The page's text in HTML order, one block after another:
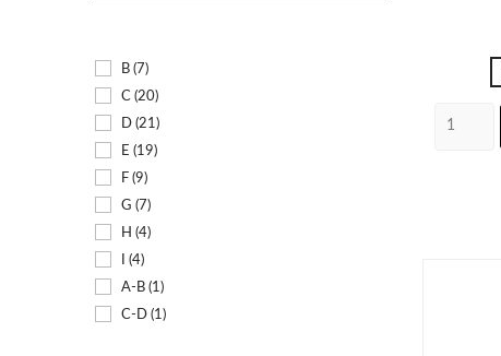
B (7)
C (20)
D (21)
E (19)
F (9)
G (7)
H (4)
(4)
A-B (1)
C-D (1)